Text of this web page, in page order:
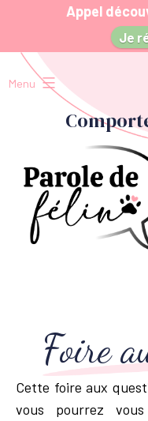
Appel
Je
Aller
auMenu
Foire
Cette foire aux
vous pourrez